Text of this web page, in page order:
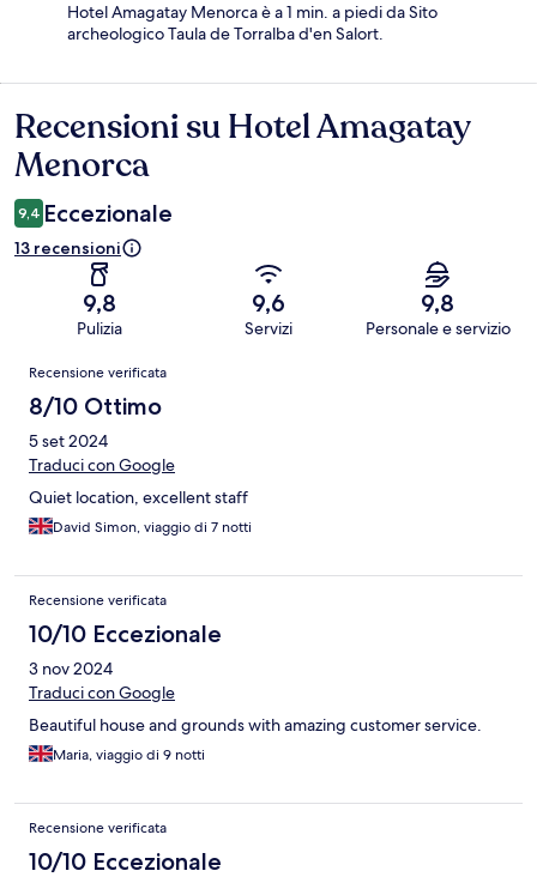
Hotel Amagatay Menorca è a 1 min. a piedi da Sito
archeologico Taula de Torralba d'en Salort.
Recensioni
Recensioni su Hotel Amagatay
Menorca
9,4 Eccezionale
13 recensioni
9,8
Pulizia
9,6
Servizi
9,8
Personale e servizio
Recensioni
Recensione verificata
8/10 Ottimo
5 set 2024
Traduci con Google
Quiet location, excellent staff
David Simon, viaggio di 7 notti
Recensione verificata
10/10 Eccezionale
3 nov 2024
Traduci con Google
Beautiful house and grounds with amazing customer service.
Maria, viaggio di 9 notti
Recensione verificata
10/10 Eccezionale